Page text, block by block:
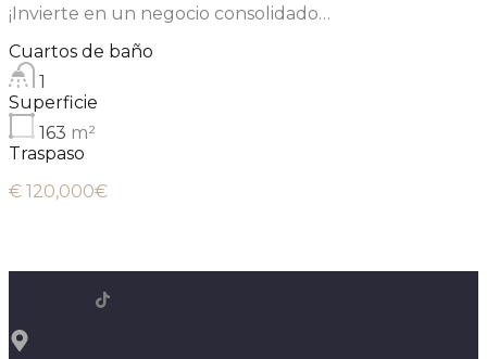
¡Invierte en un negocio consolidado…
Cuartos de baño
1
Superficie
163 m²
Traspaso
€ 120,000€